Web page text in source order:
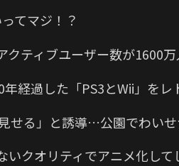
てマジ！？
クティブユーザー数が1600
経過した「PS3とWii」を
せる」と誘導…公園でわい
いクオリティでアニメ化して